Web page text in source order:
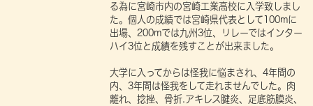
る為に宮崎市内の宮崎工業高校に入学致しまし
た。個人の成績では宮崎県代表として100mに
出場、200mでは九州3位、リレーではインター
ハイ3位と成績を残すことが出来ました。
大学に入ってからは怪我に悩まされ、4年間の
内、3年間は怪我をして走れませんでした。肉
離れ、捻挫、骨折.アキレス腱炎、足底筋膜炎、